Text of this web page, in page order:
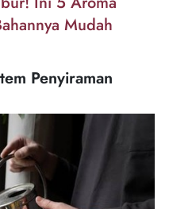
Mudah
Penyiraman